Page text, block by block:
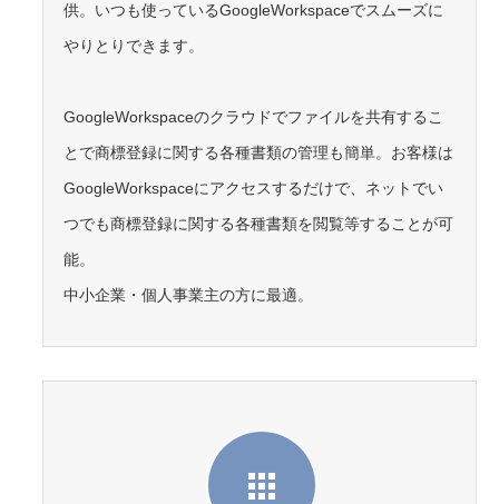
供。いつも使っているGoogleWorkspaceでスムーズに
やりとりできます。
GoogleWorkspaceのクラウドでファイルを共有するこ
とで商標登録に関する各種書類の管理も簡単。お客様は
GoogleWorkspaceにアクセスするだけで、ネットでい
つでも商標登録に関する各種書類を閲覧等することが可
能。
中小企業・個人事業主の方に最適。